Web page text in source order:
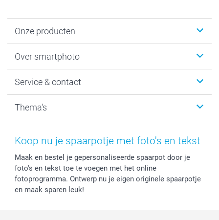
Onze producten
Fotoboeken
Fotocadeaus
Kaarten
Over smartphoto
Vacatures
Bestelproces
Herroepingsrecht
Privacy
Cookiebeleid
Reviews
Prijslijst
Service & contact
Tevredenheidsgarantie
Mijn orderstatus
smartbonus
smartfriends
service@smartphoto.nl
Affiliate partnerprogramma
Thema's
Baby
Moederdag
Vaderdag
Huwelijk
Koop nu je spaarpotje met foto's en tekst
Maak en bestel je gepersonaliseerde spaarpot door je
foto's en tekst toe te voegen met het online
fotoprogramma. Ontwerp nu je eigen originele spaarpotje
en maak sparen leuk!